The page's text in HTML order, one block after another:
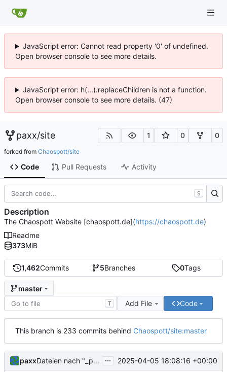
JavaScript error: Cannot read property '0' of undefined.
Open browser console to see more details.
JavaScript error: h(...).replaceChildren is not a function.
Open browser console to see more details. (47)
paxx/site 1 0 0
forked from Chaospott/site
Code Pull Requests Activity
1,462Commits 5Branches 0Tags
master
T Add File Code
This branch is 233 commits behind Chaospott/site:master
paxx Dateien nach "_posts/blog" hochladen ... 2025-04-05 18:08:16 +00:00
S
Description
The Chaospott Website [chaospott.de](https://chaospott.de)
Readme
373MiB